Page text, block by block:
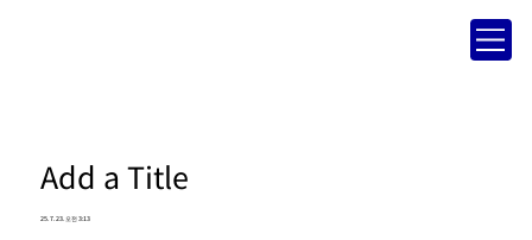
Add a Title
25. 7. 23. 오전 3:13